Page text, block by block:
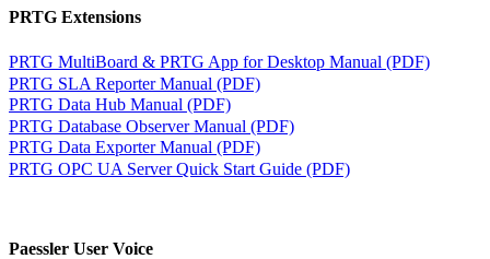
PRTG Extensions
PRTG MultiBoard & PRTG App for Desktop Manual (PDF)
PRTG SLA Reporter Manual (PDF)
PRTG Data Hub Manual (PDF)
PRTG Database Observer Manual (PDF)
PRTG Data Exporter Manual (PDF)
PRTG OPC UA Server Quick Start Guide (PDF)
Paessler User Voice